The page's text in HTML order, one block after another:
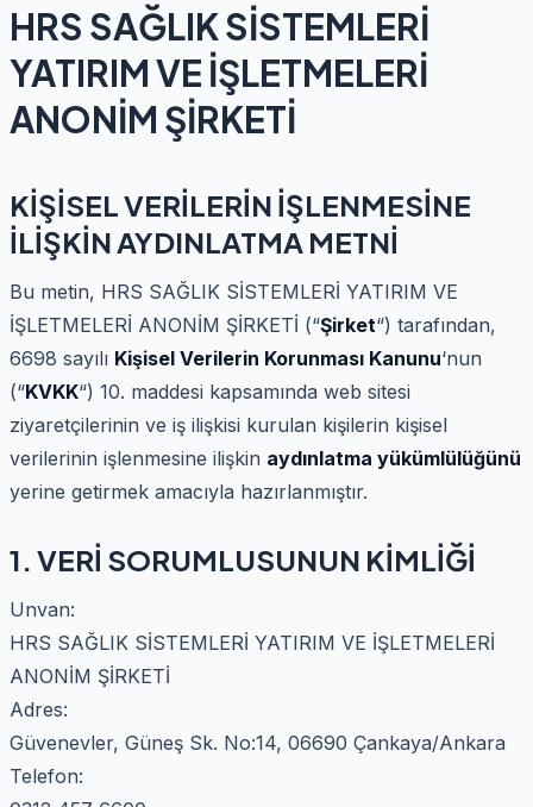
HRS SAĞLIK SİSTEMLERİ
YATIRIM VE İŞLETMELERİ
ANONİM ŞİRKETİ
KİŞİSEL VERİLERİN İŞLENMESİNE
İLİŞKİN AYDINLATMA METNİ
Bu metin, HRS SAĞLIK SİSTEMLERİ YATIRIM VE
İŞLETMELERİ ANONİM ŞİRKETİ (“Şirket“) tarafından,
6698 sayılı Kişisel Verilerin Korunması Kanunu‘nun
(“KVKK“) 10. maddesi kapsamında web sitesi
ziyaretçilerinin ve iş ilişkisi kurulan kişilerin kişisel
verilerinin işlenmesine ilişkin aydınlatma yükümlülüğünü
yerine getirmek amacıyla hazırlanmıştır.
1. VERİ SORUMLUSUNUN KİMLİĞİ
Unvan:
HRS SAĞLIK SİSTEMLERİ YATIRIM VE İŞLETMELERİ
ANONİM ŞİRKETİ
Adres:
Güvenevler, Güneş Sk. No:14, 06690 Çankaya/Ankara
Telefon: